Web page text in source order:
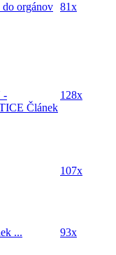
orgánov 81x
-
Článek
128x
107x
... 93x